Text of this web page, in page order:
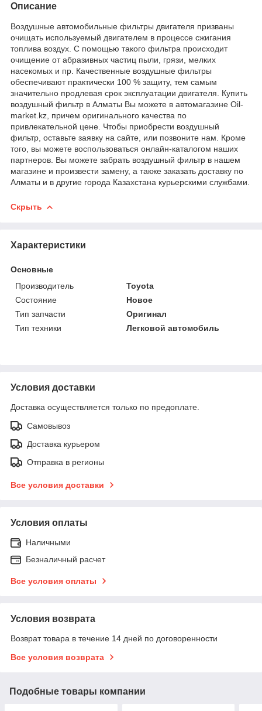
Описание
Воздушные автомобильные фильтры двигателя призваны
очищать используемый двигателем в процессе сжигания
топлива воздух. С помощью такого фильтра происходит
очищение от абразивных частиц пыли, грязи, мелких
насекомых и пр. Качественные воздушные фильтры
обеспечивают практически 100 % защиту, тем самым
значительно продлевая срок эксплуатации двигателя. Купить
воздушный фильтр в Алматы Вы можете в автомагазине Oil-
market.kz, причем оригинального качества по
привлекательной цене. Чтобы приобрести воздушный
фильтр, оставьте заявку на сайте, или позвоните нам. Кроме
того, вы можете воспользоваться онлайн-каталогом наших
партнеров. Вы можете забрать воздушный фильтр в нашем
магазине и произвести замену, а также заказать доставку по
Алматы и в другие города Казахстана курьерскими службами.
Скрыть
Характеристики
Основные
Производитель
Toyota
Состояние
Новое
Тип запчасти
Оригинал
Тип техники
Легковой автомобиль
Условия доставки
Доставка осуществляется только по предоплате.
Самовывоз
Доставка курьером
Отправка в регионы
Все условия доставки
Условия оплаты
Наличными
Безналичный расчет
Все условия оплаты
Условия возврата
Возврат товара в течение 14 дней по договоренности
Все условия возврата
Подобные товары компании